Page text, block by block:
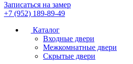
Записаться на замер
+7 (952) 189-89-49
Каталог
Входные двери
Межкомнатные двери
Скрытые двери